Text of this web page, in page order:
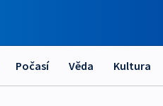
Počasí Věda Kultura